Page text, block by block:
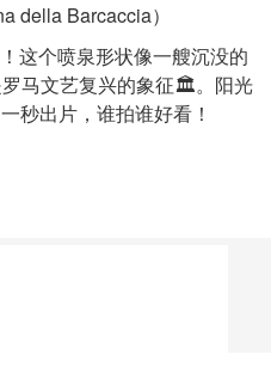
della Barcaccia）
这个喷泉形状像一艘沉没的
马文艺复兴的象征🏛️。阳光
秒出片，谁拍谁好看！